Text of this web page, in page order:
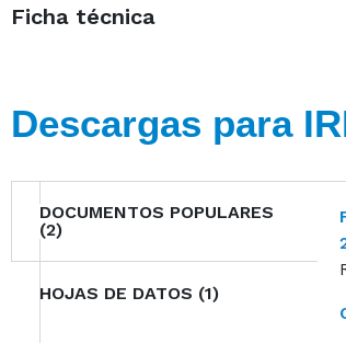
Ficha técnica
Descargas para
DOCUMENTOS POPULARES
(2)
HOJAS DE DATOS (1)